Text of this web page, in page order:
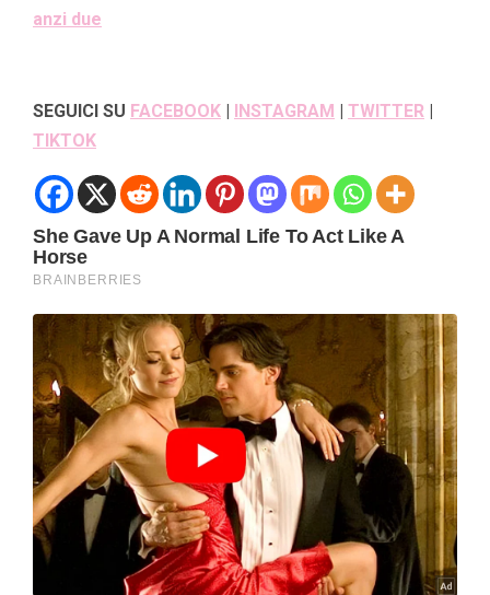
anzi due
SEGUICI SU FACEBOOK INSTAGRAM TWITTER
TIKTOK